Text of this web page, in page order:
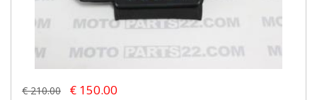
€ 210.00 € 150.00